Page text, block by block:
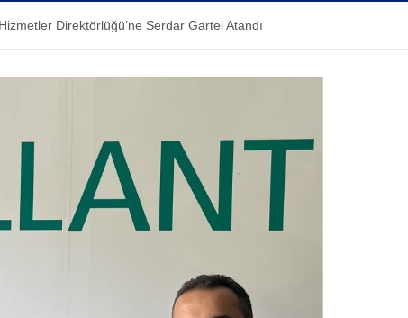
Direktörlüğü’ne Serdar Gartel Atandı